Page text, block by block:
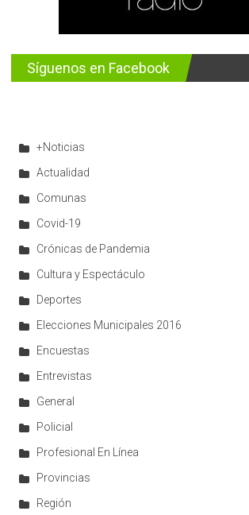
Síguenos en Facebook
+Noticias
Actualidad
Comunas
Covid-19
Crónicas de Pandemia
Cultura y Espectáculo
Deportes
Elecciones Municipales 2016
Encuestas
Entrevistas
General
Policial
Profesional En Línea
Provincias
Región